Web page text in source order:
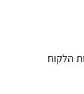
הלקוח